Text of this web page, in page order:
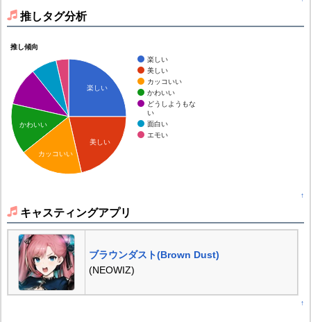
推しタグ分析
推し傾向
楽しい
美しい
カッコいい
かわいい
どうしようもな
い
面白い
エモい
楽しい
美しい
かわいい
カッコいい
↑
キャスティングアプリ
ブラウンダスト(Brown Dust)
(NEOWIZ)
↑